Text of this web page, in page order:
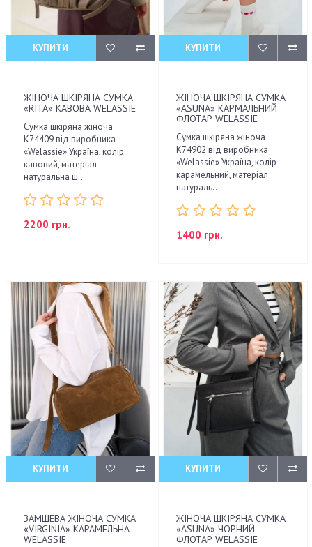
КУПИТИ
ЖІНОЧА ШКІРЯНА СУМКА
«RITA» КАВОВА WELASSIE
Сумка шкіряна жіноча
K74409 від виробника
«Welassie» Україна, колір
кавовий, матеріал
натуральна ш..
2200 грн.
КУПИТИ
ЖІНОЧА ШКІРЯНА СУМКА
«ASUNA» КАРМАЛЬНИЙ
ФЛОТАР WELASSIE
Сумка шкіряна жіноча
K74902 від виробника
«Welassie» Україна, колір
карамельний, матеріал
натураль..
1400 грн.
КУПИТИ
ЗАМШЕВА ЖІНОЧА СУМКА
«VIRGINIA» КАРАМЕЛЬНА
WELASSIE
КУПИТИ
ЖІНОЧА ШКІРЯНА СУМКА
«ASUNA» ЧОРНИЙ
ФЛОТАР WELASSIE